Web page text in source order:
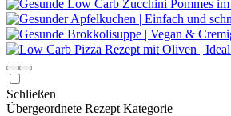
Schließen
Übergeordnete Rezept Kategorie